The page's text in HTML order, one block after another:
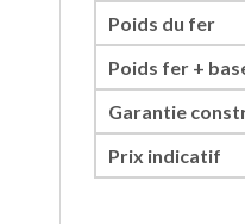
Poids du fer
Poids fer +
Garantie
Prix indicatif